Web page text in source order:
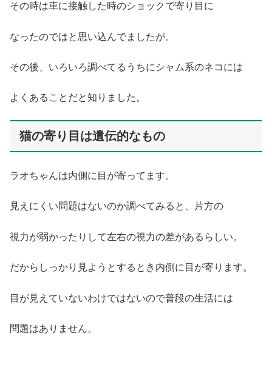
その時は車に接触した時のショックで寄り目に
なったのではと思い込んでましたが。
その後、いろいろ調べてるうちにシャム系のネコには
よくあることだと知りました。
猫の寄り目は遺伝的なもの
ラオちゃんは内側に目が寄ってます。
見えにくい問題はないのか調べてみると、片方の
視力が弱かったりして左右の視力の差があるらしい。
だからしっかり見ようとするとき内側に目が寄ります。
目が見えていないわけではないので普段の生活には
問題はありません。